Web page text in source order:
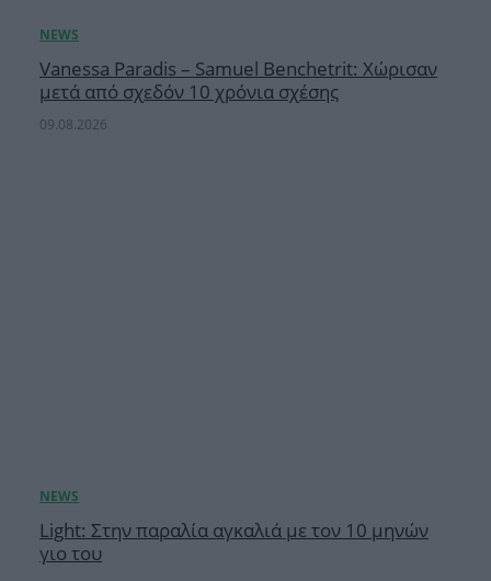
Vanessa Paradis – Samuel Benchetrit: Χώρισαν
μετά από σχεδόν 10 χρόνια σχέσης
09.08.2026
Light: Στην παραλία αγκαλιά με τον 10 μηνών
γιο του